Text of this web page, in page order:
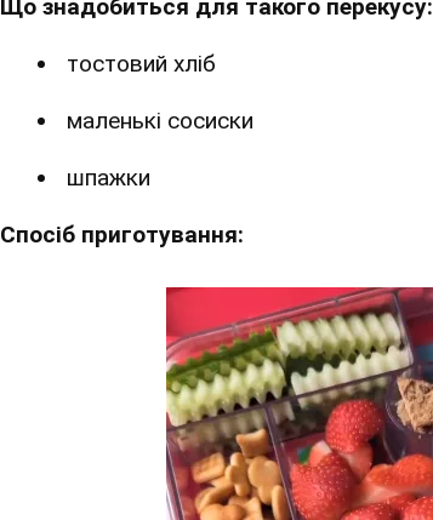
Що знадобиться для такого перекусу:
тостовий хліб
маленькі сосиски
шпажки
Спосіб приготування: